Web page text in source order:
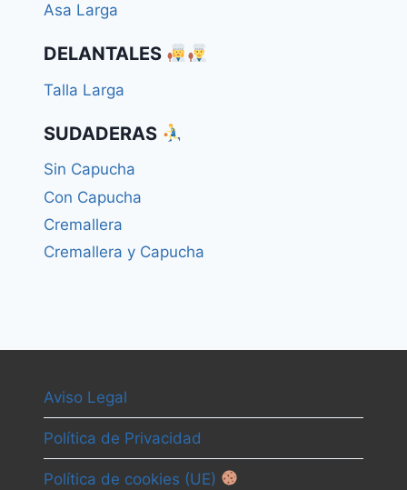
Asa Larga
DELANTALES
Talla Larga
SUDADERAS
Sin Capucha
Con Capucha
Cremallera
Cremallera y Capucha
Aviso Legal
Política de Privacidad
Política de cookies (UE)